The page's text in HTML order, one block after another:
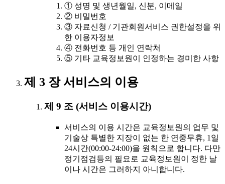
① 성명 및 생년월일, 신분, 이메일
② 비밀번호
③ 자료신청 / 기관회원서비스 권한설정을 위
한 이용자정보
④ 전화번호 등 개인 연락처
⑤ 기타 교육정보원이 인정하는 경미한 사항
제 3 장 서비스의 이용
제 9 조 (서비스 이용시간)
서비스의 이용 시간은 교육정보원의 업무 및
기술상 특별한 지장이 없는 한 연중무휴, 1일
24시간(00:00-24:00)을 원칙으로 합니다. 다만
정기점검등의 필요로 교육정보원이 정한 날
이나 시간은 그러하지 아니합니다.